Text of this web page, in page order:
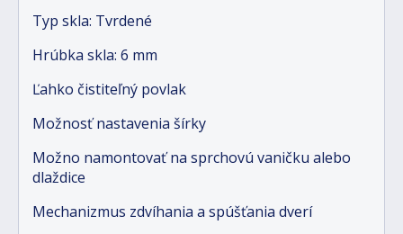
Typ skla: Tvrdené
Hrúbka skla: 6 mm
Ľahko čistiteľný povlak
Možnosť nastavenia šírky
Možno namontovať na sprchovú vaničku alebo
dlaždice
Mechanizmus zdvíhania a spúšťania dverí